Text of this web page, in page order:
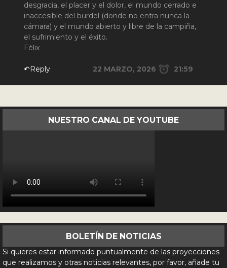
desgracia, el placer y el dolor, el mundo cerrado e
inaccesible del burdel (donde no entra nunca la
cámara) y el mundo abierto y libre de la campiña,
el sufrimiento y el éxito.
Félix
↶Reply 22 MARZO, 2026 21:59
NUESTRO CANAL DE YOUTUBE
BOLETÍN DE NOTICIAS
Si quieres estar informado puntualmente de las proyecciones
que realizamos y otras noticias relevantes, por favor, añade tu